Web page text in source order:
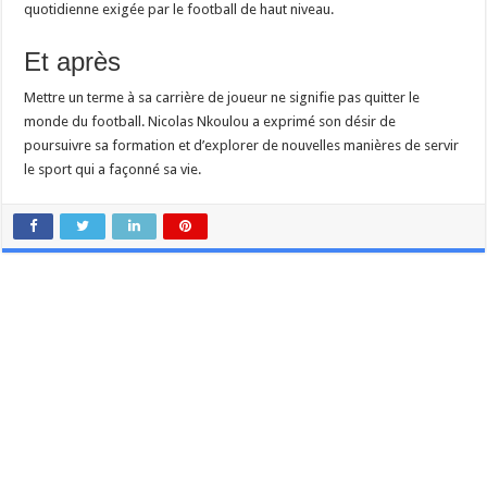
quotidienne exigée par le football de haut niveau.
Et après
Mettre un terme à sa carrière de joueur ne signifie pas quitter le
monde du football. Nicolas Nkoulou a exprimé son désir de
poursuivre sa formation et d’explorer de nouvelles manières de servir
le sport qui a façonné sa vie.